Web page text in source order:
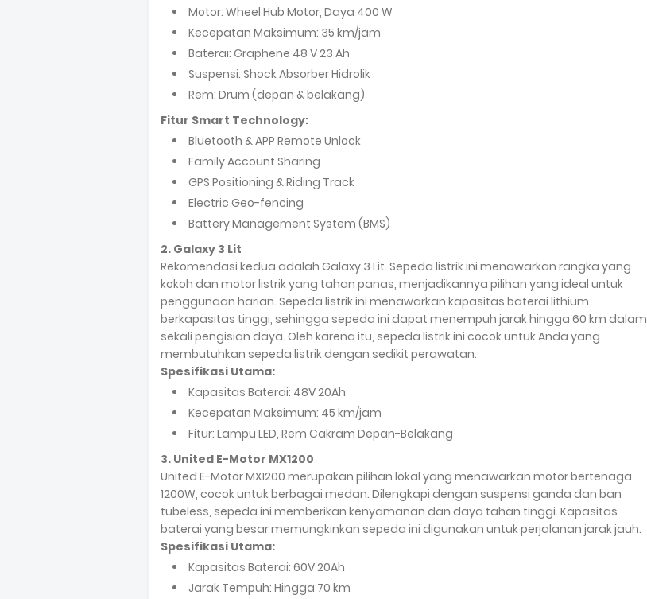
Motor: Wheel Hub Motor, Daya 400 W
Kecepatan Maksimum: 35 km/jam
Baterai: Graphene 48 V 23 Ah
Suspensi: Shock Absorber Hidrolik
Rem: Drum (depan & belakang)
Fitur Smart Technology:
Bluetooth & APP Remote Unlock
Family Account Sharing
GPS Positioning & Riding Track
Electric Geo-fencing
Battery Management System (BMS)
2. Galaxy 3 Lit
Rekomendasi kedua adalah Galaxy 3 Lit. Sepeda listrik ini menawarkan rangka yang
kokoh dan motor listrik yang tahan panas, menjadikannya pilihan yang ideal untuk
penggunaan harian. Sepeda listrik ini menawarkan kapasitas baterai lithium
berkapasitas tinggi, sehingga sepeda ini dapat menempuh jarak hingga 60 km dalam
sekali pengisian daya. Oleh karena itu, sepeda listrik ini cocok untuk Anda yang
membutuhkan sepeda listrik dengan sedikit perawatan.
Spesifikasi Utama:
Kapasitas Baterai: 48V 20Ah
Kecepatan Maksimum: 45 km/jam
Fitur: Lampu LED, Rem Cakram Depan-Belakang
3. United E-Motor MX1200
United E-Motor MX1200 merupakan pilihan lokal yang menawarkan motor bertenaga
1200W, cocok untuk berbagai medan. Dilengkapi dengan suspensi ganda dan ban
tubeless, sepeda ini memberikan kenyamanan dan daya tahan tinggi. Kapasitas
baterai yang besar memungkinkan sepeda ini digunakan untuk perjalanan jarak jauh.
Spesifikasi Utama:
Kapasitas Baterai: 60V 20Ah
Jarak Tempuh: Hingga 70 km